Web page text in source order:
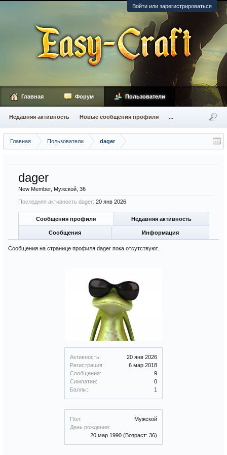
Войти или зарегистрироваться
Главная Пользователи dager
Активность:
20 янв 2026
Регистрация:
6 мар 2018
Сообщения:
9
Симпатии:
0
Баллы:
1
Пол:
Мужской
День рождения:
20 мар 1990 (Возраст: 36)
dager
New Member, Мужской, 36
Последняя активность dager: 20 янв 2026
Сообщения профиля Недавняя активность
Сообщения Информация
Сообщения на странице профиля dager пока отсутствуют.
Главная Форум Пользователи
Недавняя активность Новые сообщения профиля ...